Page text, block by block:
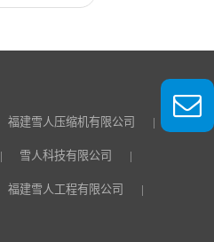
福建雪人压缩机有限公司
雪人科技有限公司
福建雪人工程有限公司